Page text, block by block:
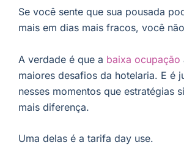
Se você sente que sua pousada
mais em dias mais fracos, você
A verdade é que a baixa ocupação
maiores desafios da hotelaria. E é
nesses momentos que estratégias
mais diferença.
Uma delas é a tarifa day use.